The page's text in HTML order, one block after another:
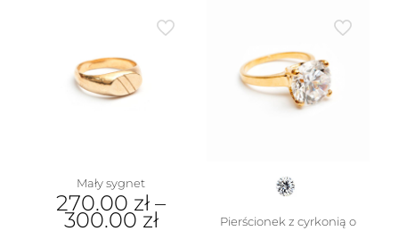
wariantów.
Opcje
można
wybrać
wariantów.
można
wybrać
na
stronie
Mały sygnet
270.00 zł –
300.00 zł Pierścionek z cyrkonią o